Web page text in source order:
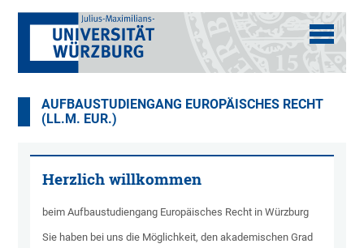
AUFBAUSTUDIENGANG EUROPÄISCHES RECHT
(LL.M. EUR.)
Herzlich willkommen
beim Aufbaustudiengang Europäisches Recht in Würzburg
Sie haben bei uns die Möglichkeit, den akademischen Grad